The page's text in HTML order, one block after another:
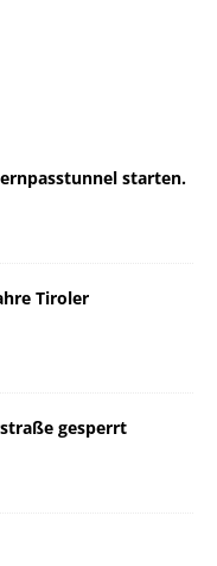
starten.
Tiroler
gesperrt